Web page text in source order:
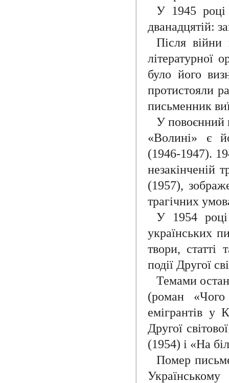
У 1945 році
дванадцятій:
Після війни
літературної
було його
протистояли
письменник
У повоєнний
«Волині» є
(1946-1947).
незакінченій
(1957),
трагічних
У 1954 році
українських
твори, статті
події Другої
Темами
(роман
емігрантів у
Другої
(1954) і «На
Помер